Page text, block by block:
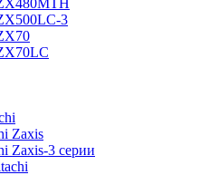
3
Zaxis
Zaxis-3 серии